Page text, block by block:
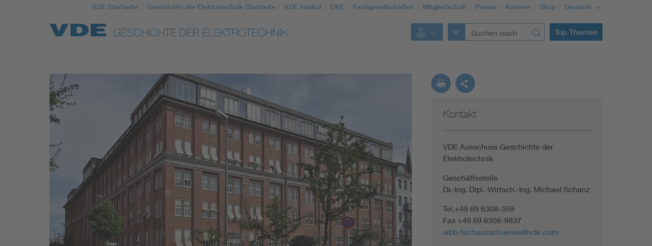
VDE Startseite Geschichte der Elektrotechnik Startseite VDE Institut DKE Fachgesellschaften Mitgliedschaft Presse Karriere Shop Deutsch
Top Themen
Top Themen
Weitere Themen Kontakt
VDE Ausschuss Geschichte der
Elektrotechnik
Geschäftsstelle
Dr.-Ing. Dipl.-Wirtsch.-Ing. Michael Schanz
Tel.+49 69 6308-359
Fax +49 69 6308-9837
wbb-fachausschuesse@vde.com